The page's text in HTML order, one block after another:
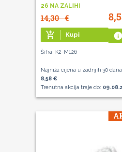
26 NA ZALIHI
14,30€
add_shopping_cart Kupi info
Šifra: K2-M126
Najniža cijena u zadnjih 30
8,58 €
Trenutna akcija traje do: